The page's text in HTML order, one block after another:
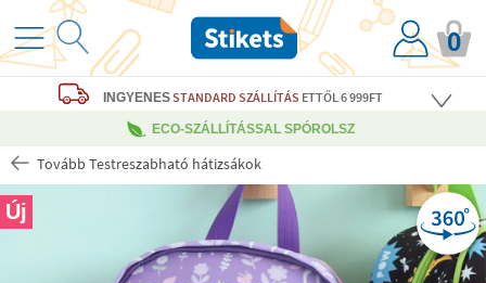
0
INGYENESSTANDARD SZÁLLÍTÁS ETTŐL 6 999FT
ECO-SZÁLLÍTÁSSAL SPÓROLSZ
Tovább Testreszabható hátizsákok
Új